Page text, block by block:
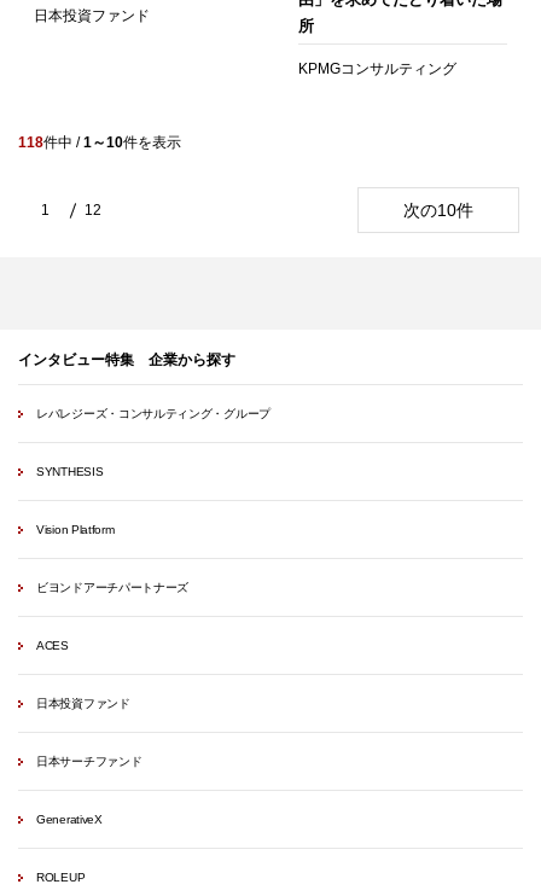
日本投資ファンド
所
KPMGコンサルティング
118件中 /1～10件を表示
1 12 次の10件
インタビュー特集 企業から探す
レバレジーズ・コンサルティング・グループ
SYNTHESIS
Vision Platform
ビヨンドアーチパートナーズ
ACES
日本投資ファンド
日本サーチファンド
GenerativeX
ROLEUP